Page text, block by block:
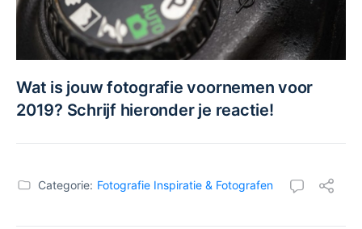
Wat is jouw fotografie voornemen voor
2019? Schrijf hieronder je reactie!
Categorie: Fotografie Inspiratie & Fotografen